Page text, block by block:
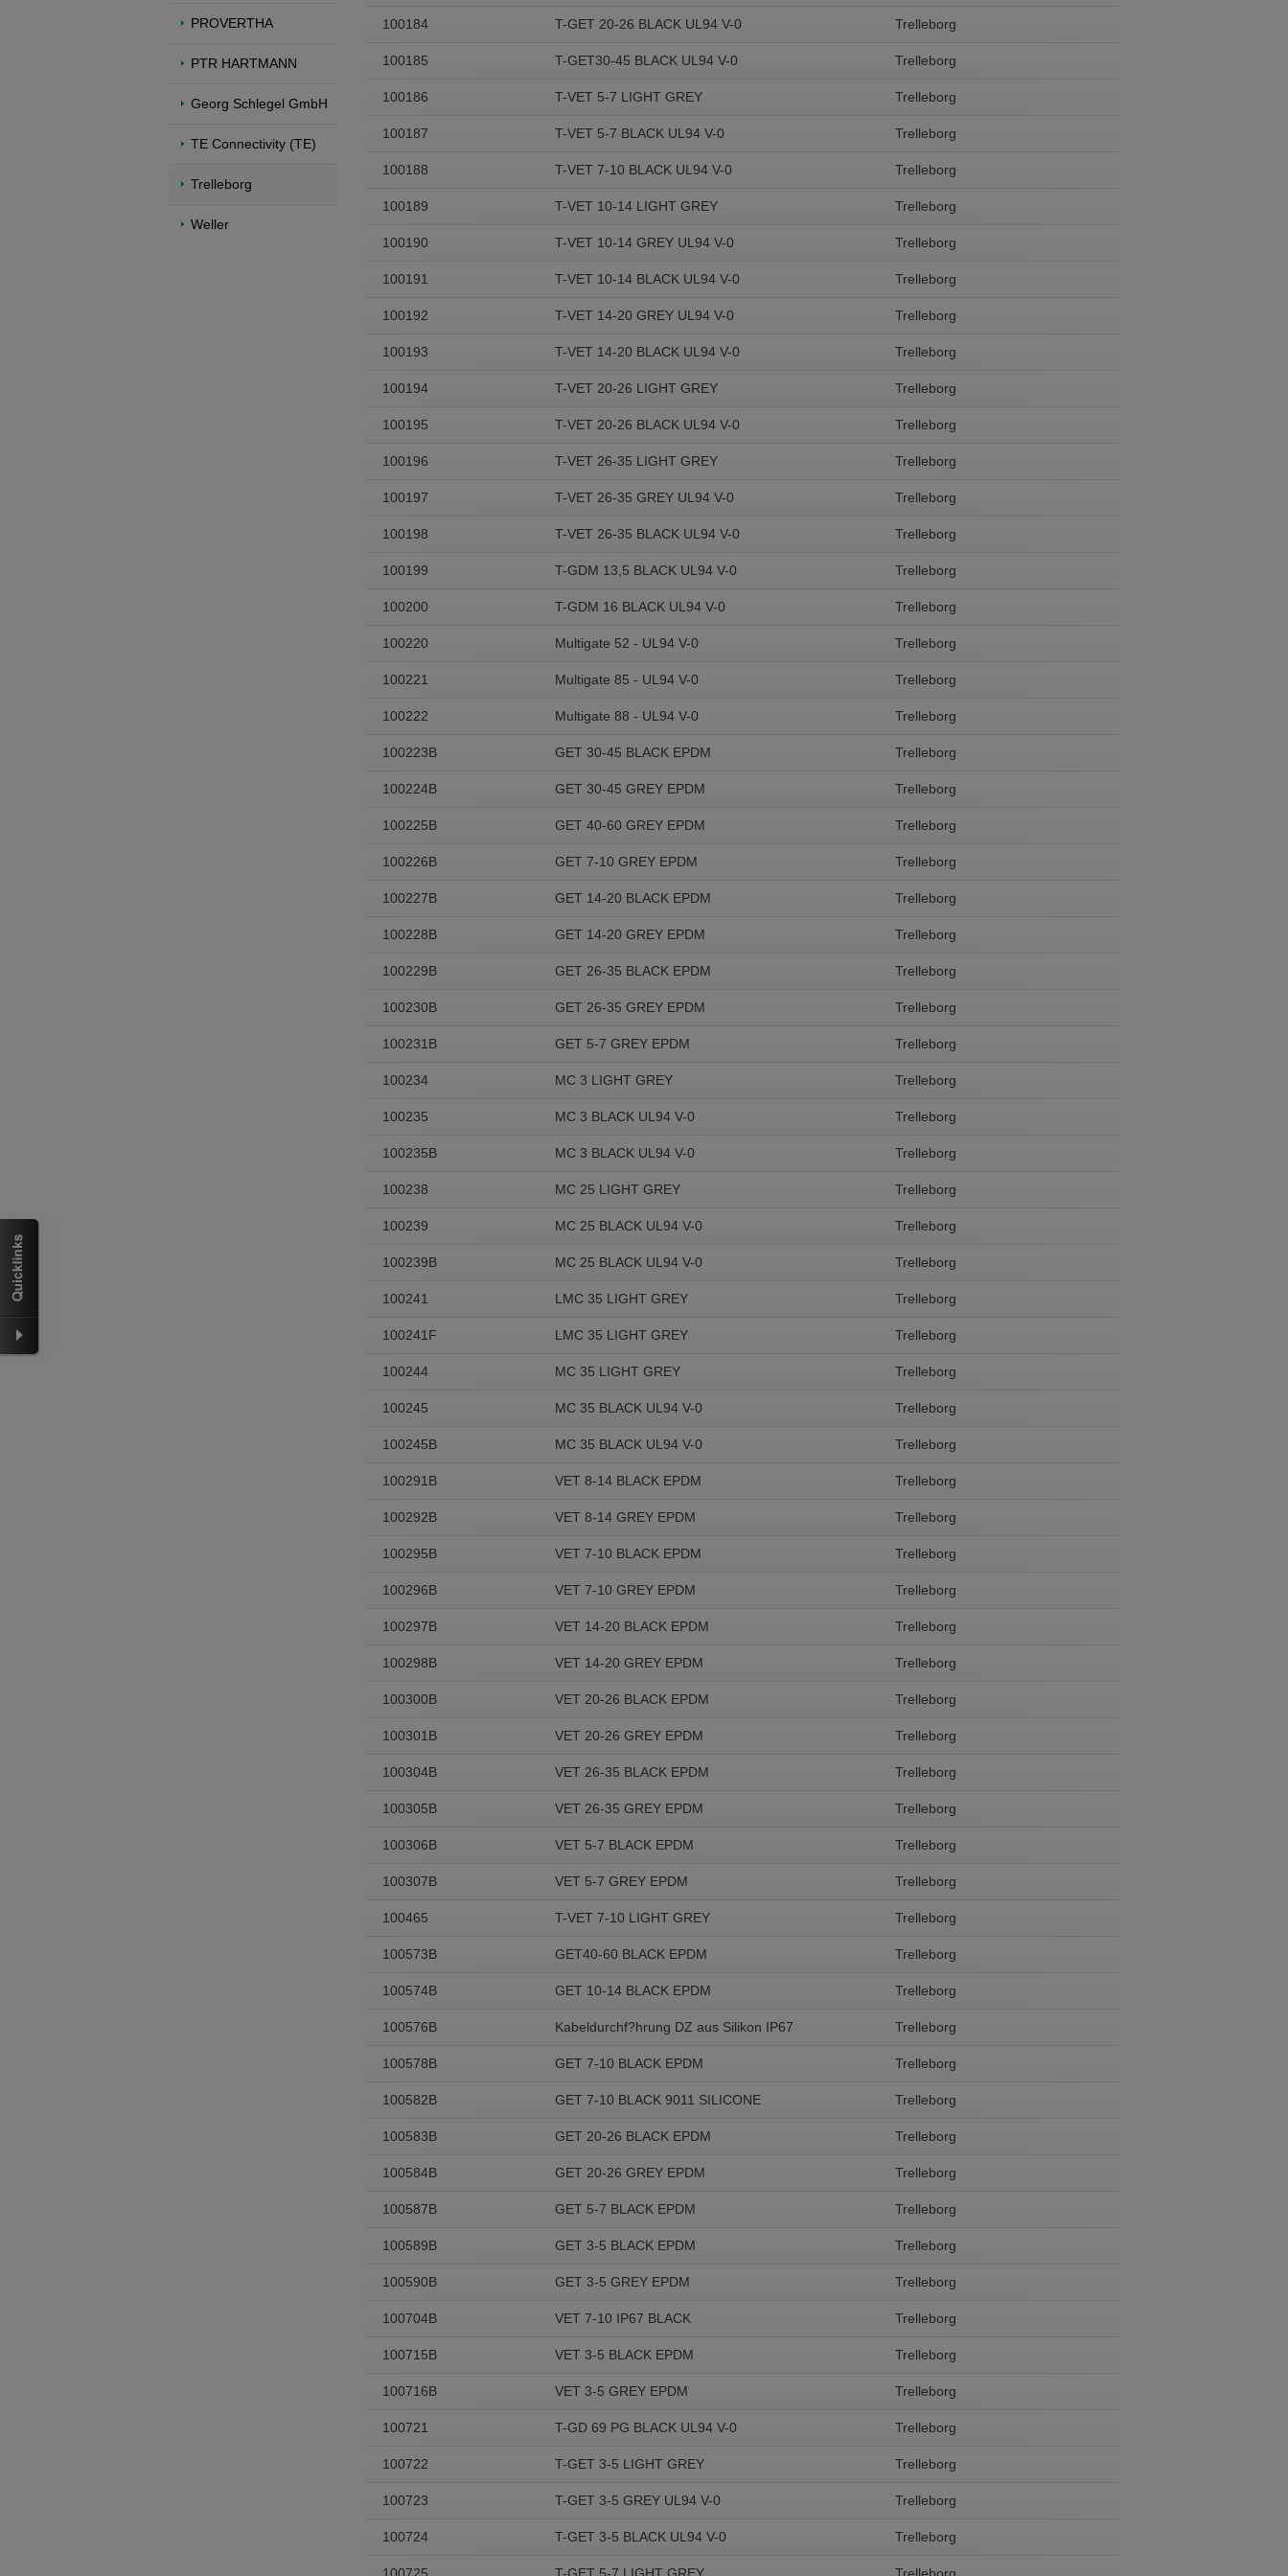
Přepněte na anglickou verzi Zůstaňte v této verzi
We have detected, that your browser prefers another language than the selected one. This website is also available in English. Would you like to switch to
Switch to English version
PROVERTHA
PTR HARTMANN
Georg Schlegel GmbH
TE Connectivity (TE)
Trelleborg
Weller
100184 T-GET 20-26 BLACK UL94 V-0 Trelleborg
100185 T-GET30-45 BLACK UL94 V-0 Trelleborg
100186 T-VET 5-7 LIGHT GREY Trelleborg
100187 T-VET 5-7 BLACK UL94 V-0 Trelleborg
100188 T-VET 7-10 BLACK UL94 V-0 Trelleborg
100189 T-VET 10-14 LIGHT GREY Trelleborg
100190 T-VET 10-14 GREY UL94 V-0 Trelleborg
100191 T-VET 10-14 BLACK UL94 V-0 Trelleborg
100192 T-VET 14-20 GREY UL94 V-0 Trelleborg
100193 T-VET 14-20 BLACK UL94 V-0 Trelleborg
100194 T-VET 20-26 LIGHT GREY Trelleborg
100195 T-VET 20-26 BLACK UL94 V-0 Trelleborg
100196 T-VET 26-35 LIGHT GREY Trelleborg
100197 T-VET 26-35 GREY UL94 V-0 Trelleborg
100198 T-VET 26-35 BLACK UL94 V-0 Trelleborg
100199 T-GDM 13,5 BLACK UL94 V-0 Trelleborg
100200 T-GDM 16 BLACK UL94 V-0 Trelleborg
100220 Multigate 52 - UL94 V-0 Trelleborg
100221 Multigate 85 - UL94 V-0 Trelleborg
100222 Multigate 88 - UL94 V-0 Trelleborg
100223B GET 30-45 BLACK EPDM Trelleborg
100224B GET 30-45 GREY EPDM Trelleborg
100225B GET 40-60 GREY EPDM Trelleborg
100226B GET 7-10 GREY EPDM Trelleborg
100227B GET 14-20 BLACK EPDM Trelleborg
100228B GET 14-20 GREY EPDM Trelleborg
100229B GET 26-35 BLACK EPDM Trelleborg
100230B GET 26-35 GREY EPDM Trelleborg
100231B GET 5-7 GREY EPDM Trelleborg
100234 MC 3 LIGHT GREY Trelleborg
100235 MC 3 BLACK UL94 V-0 Trelleborg
100235B MC 3 BLACK UL94 V-0 Trelleborg
100238 MC 25 LIGHT GREY Trelleborg
100239 MC 25 BLACK UL94 V-0 Trelleborg
100239B MC 25 BLACK UL94 V-0 Trelleborg
100241 LMC 35 LIGHT GREY Trelleborg
100241F LMC 35 LIGHT GREY Trelleborg
100244 MC 35 LIGHT GREY Trelleborg
100245 MC 35 BLACK UL94 V-0 Trelleborg
100245B MC 35 BLACK UL94 V-0 Trelleborg
100291B VET 8-14 BLACK EPDM Trelleborg
100292B VET 8-14 GREY EPDM Trelleborg
100295B VET 7-10 BLACK EPDM Trelleborg
100296B VET 7-10 GREY EPDM Trelleborg
100297B VET 14-20 BLACK EPDM Trelleborg
100298B VET 14-20 GREY EPDM Trelleborg
100300B VET 20-26 BLACK EPDM Trelleborg
100301B VET 20-26 GREY EPDM Trelleborg
100304B VET 26-35 BLACK EPDM Trelleborg
100305B VET 26-35 GREY EPDM Trelleborg
100306B VET 5-7 BLACK EPDM Trelleborg
100307B VET 5-7 GREY EPDM Trelleborg
100465 T-VET 7-10 LIGHT GREY Trelleborg
100573B GET40-60 BLACK EPDM Trelleborg
100574B GET 10-14 BLACK EPDM Trelleborg
100576B Kabeldurchf?hrung DZ aus Silikon IP67 Trelleborg
100578B GET 7-10 BLACK EPDM Trelleborg
100582B GET 7-10 BLACK 9011 SILICONE Trelleborg
100583B GET 20-26 BLACK EPDM Trelleborg
100584B GET 20-26 GREY EPDM Trelleborg
100587B GET 5-7 BLACK EPDM Trelleborg
100589B GET 3-5 BLACK EPDM Trelleborg
100590B GET 3-5 GREY EPDM Trelleborg
100704B VET 7-10 IP67 BLACK Trelleborg
100715B VET 3-5 BLACK EPDM Trelleborg
100716B VET 3-5 GREY EPDM Trelleborg
100721 T-GD 69 PG BLACK UL94 V-0 Trelleborg
100722 T-GET 3-5 LIGHT GREY Trelleborg
100723 T-GET 3-5 GREY UL94 V-0 Trelleborg
100724 T-GET 3-5 BLACK UL94 V-0 Trelleborg